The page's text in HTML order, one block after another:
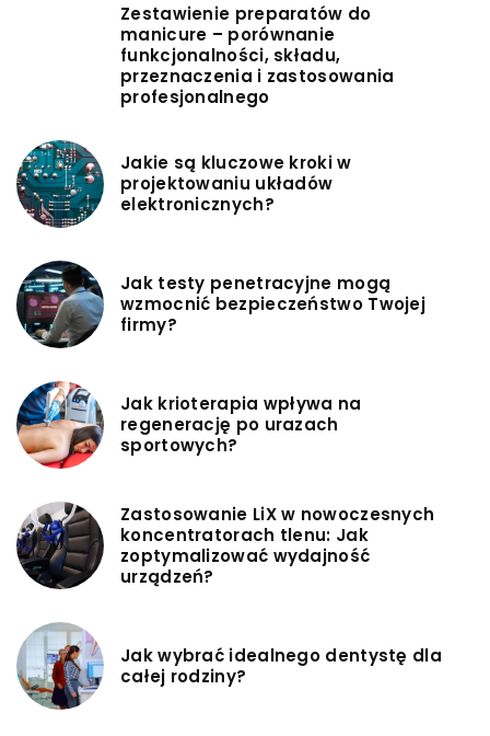
Zestawienie preparatów do
manicure – porównanie
funkcjonalności, składu,
przeznaczenia i zastosowania
profesjonalnego
Jakie są kluczowe kroki w
projektowaniu układów
elektronicznych?
Jak testy penetracyjne mogą
wzmocnić bezpieczeństwo Twojej
firmy?
Jak krioterapia wpływa na
regenerację po urazach
sportowych?
Zastosowanie LiX w nowoczesnych
koncentratorach tlenu: Jak
zoptymalizować wydajność
urządzeń?
Jak wybrać idealnego dentystę dla
całej rodziny?